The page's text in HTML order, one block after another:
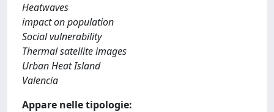
Heatwaves
impact on population
Social vulnerability
Thermal satellite images
Urban Heat Island
Valencia
Appare nelle tipologie: